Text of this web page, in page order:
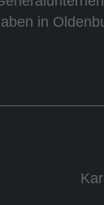
in